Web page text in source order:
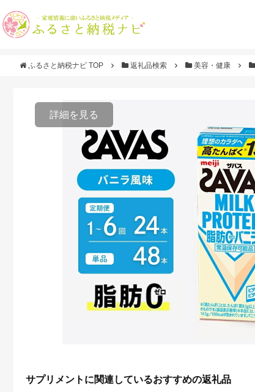
ふるさと納税ナビ TOP 返礼品検索 美容・健康
詳細を見る
サプリメントに関連しているおすすめの返礼品